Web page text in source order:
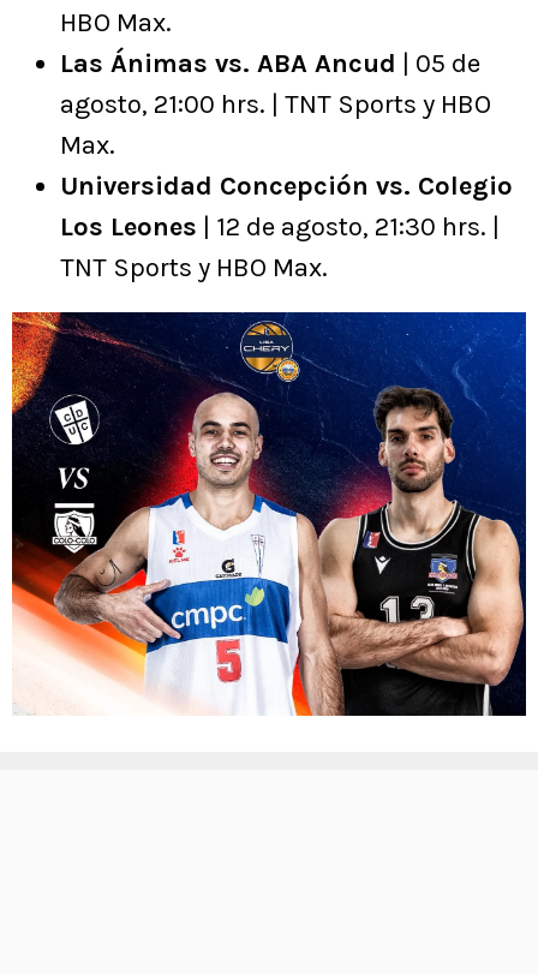
HBO Max.
Las Ánimas vs. ABA Ancud | 05 de
agosto, 21:00 hrs. | TNT Sports y HBO
Max.
Universidad Concepción vs. Colegio
Los Leones | 12 de agosto, 21:30 hrs. |
TNT Sports y HBO Max.